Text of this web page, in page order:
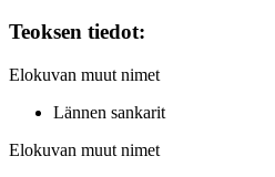
Teoksen tiedot:
Elokuvan muut nimet
Lännen sankarit
Elokuvan muut nimet